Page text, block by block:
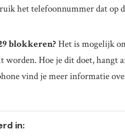
het telefoonnummer dat op
blokkeren?Het is mogelijk
Hoe je dit doet, hangt
vind je meer informatie
in: